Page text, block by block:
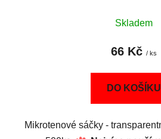
Skladem
66 Kč / ks
DO KOŠÍKU
Mikrotenové sáčky -